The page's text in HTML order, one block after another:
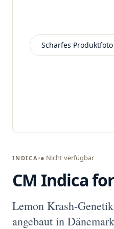
Scharfes
INDICA ● Nicht verfügbar
CM Indica
Lemon Krash-
angebaut in